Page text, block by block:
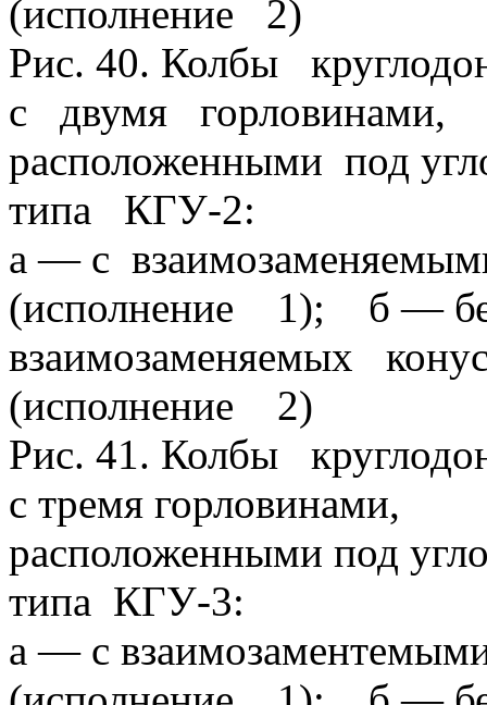
(исполнение 2)
Рис. 40. Колбы
с двумя горловинами,
расположенными под
типа КГУ-2:
а — с
(исполнение 1); б —
взаимозаменяемых
(исполнение 2)
Рис. 41. Колбы
с тремя горловинами,
расположенными под
типа КГУ-3:
а — с